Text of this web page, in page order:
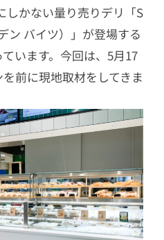
しかない量り売りデリ「S
ン バイツ）」が登場する
います。今回は、5月17
前に現地取材をしてきま